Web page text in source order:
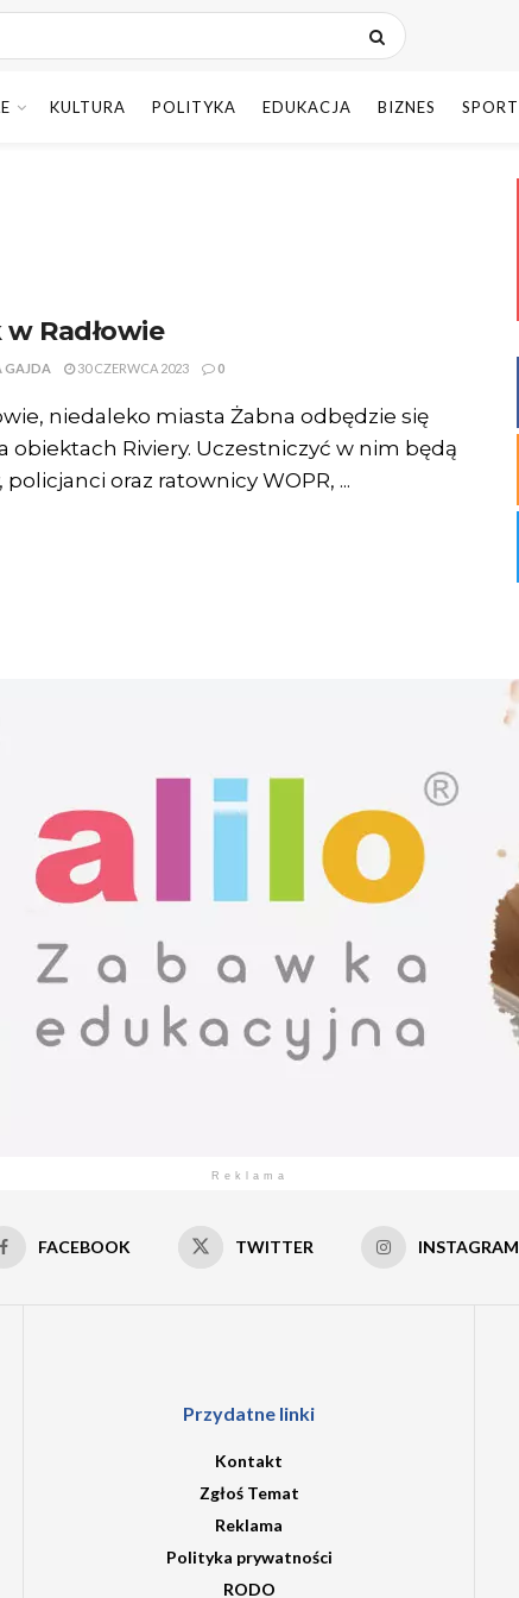
KULTURA POLITYKA EDUKACJA BIZNES SPORT
Radłowie
GAJDA 30 CZERWCA 2023 0
niedaleko miasta Żabna odbędzie się
obiektach Riviery. Uczestniczyć w nim będą
policjanci oraz ratownicy WOPR, ...
Reklama
FACEBOOK TWITTER INSTAGRAM
Przydatne linki
Kontakt
Zgłoś Temat
Reklama
Polityka prywatności
RODO